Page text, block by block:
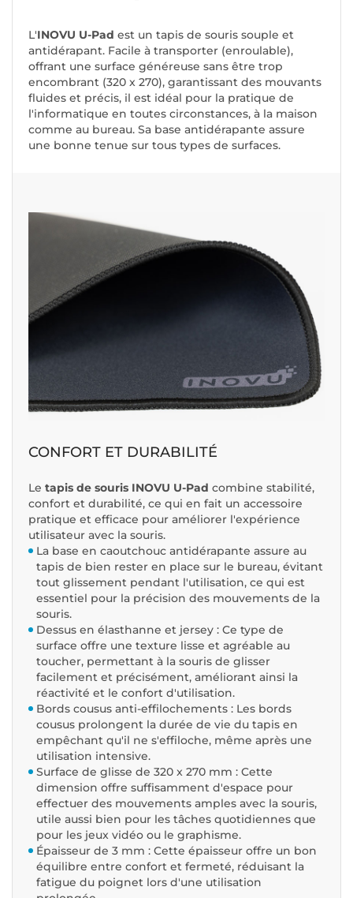
L'INOVU U-Pad est un tapis de souris souple et
antidérapant. Facile à transporter (enroulable),
offrant une surface généreuse sans être trop
encombrant (320 x 270), garantissant des mouvants
fluides et précis, il est idéal pour la pratique de
l'informatique en toutes circonstances, à la maison
comme au bureau. Sa base antidérapante assure
une bonne tenue sur tous types de surfaces.
CONFORT ET DURABILITÉ
Le tapis de souris INOVU U-Pad combine stabilité,
confort et durabilité, ce qui en fait un accessoire
pratique et efficace pour améliorer l'expérience
utilisateur avec la souris.
La base en caoutchouc antidérapante assure au
tapis de bien rester en place sur le bureau, évitant
tout glissement pendant l'utilisation, ce qui est
essentiel pour la précision des mouvements de la
souris.
Dessus en élasthanne et jersey : Ce type de
surface offre une texture lisse et agréable au
toucher, permettant à la souris de glisser
facilement et précisément, améliorant ainsi la
réactivité et le confort d'utilisation.
Bords cousus anti-effilochements : Les bords
cousus prolongent la durée de vie du tapis en
empêchant qu'il ne s'effiloche, même après une
utilisation intensive.
Surface de glisse de 320 x 270 mm : Cette
dimension offre suffisamment d'espace pour
effectuer des mouvements amples avec la souris,
utile aussi bien pour les tâches quotidiennes que
pour les jeux vidéo ou le graphisme.
Épaisseur de 3 mm : Cette épaisseur offre un bon
équilibre entre confort et fermeté, réduisant la
fatigue du poignet lors d'une utilisation